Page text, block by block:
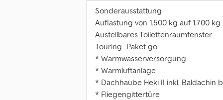
Sonderausstattung
Auflastung von 1.500 kg auf 1.700 kg
Austellbares Toilettenraumfenster
Touring -Paket go
* Warmwasserversorgung
* Warmluftanlage
* Dachhaube Heki II inkl. Baldachin
* Fliegengittertüre